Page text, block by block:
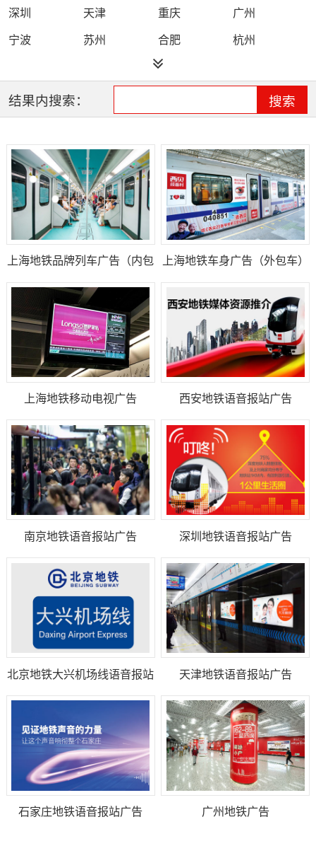
深圳
天津 重庆
广州
宁波
苏州 合肥
杭州
西安
结果内搜索： 搜索
上海地铁品牌列车广告（内包 上海地铁车身广告（外包车）
上海地铁移动电视广告 西安地铁语音报站广告
南京地铁语音报站广告 深圳地铁语音报站广告
北京地铁大兴机场线语音报站
天津地铁语音报站广告
石家庄地铁语音报站广告 广州地铁广告